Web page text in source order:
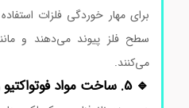
برای مهار خوردگی فلزات
سطح فلز پیوند می‌دهند و
می‌کنند.